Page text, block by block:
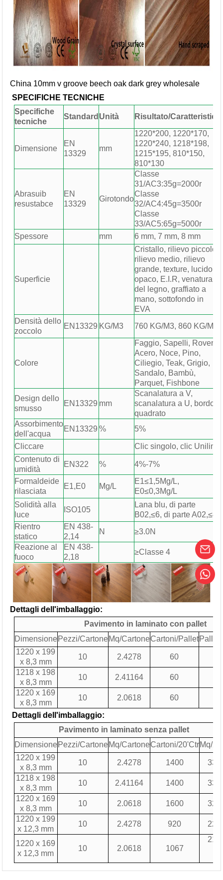
China 10mm v groove beech oak dark grey wholesale
SPECIFICHE TECNICHE
Specifiche
tecniche
Standard Unità Risultato/Caratteristica
Dimensione
EN
13329
mm
1220*200, 1220*170,
1220*240, 1218*198,
1215*195, 810*150,
810*130
Abrasuib
resustabce
EN
13329
Girotondo
Classe
31/AC3:35g=2000r
Classe
32/AC4:45g=3500r
Classe
33/AC5:65g=5000r
Spessore
mm 6 mm, 7 mm, 8 mm
Superficie
Cristallo, rilievo piccolo,
rilievo medio, rilievo
grande, texture, lucido,
opaco, E.I.R, venatura
del legno, graffiato a
mano, sottofondo in
EVA
Densità dello
zoccolo
EN13329 KG/M3 760 KG/M3, 860 KG/M3
Colore
Faggio, Sapelli, Rovere,
Acero, Noce, Pino,
Ciliegio, Teak, Grigio,
Sandalo, Bambù,
Parquet, Fishbone
Design dello
smusso
EN13329 mm
Scanalatura a V,
scanalatura a U, bordo
quadrato
Assorbimento
dell'acqua
EN13329 % 5%
Cliccare
Clic singolo, clic Unilin
Contenuto di
umidità
EN322 %
4%-7%
Formaldeide
rilasciata
E1,E0 Mg/L
E1≤1,5Mg/L,
E0≤0,3Mg/L
Solidità alla
luce
ISO105
Lana blu, di parte
B02,≤6, di parte A02,≤4
Rientro
statico
EN 438-
2,14
N
≥3.0N
Reazione al
fuoco
EN 438-
2,18
≥Classe 4
Dettagli dell'imballaggio:
Pavimento in laminato con pallet
DimensionePezzi/CartoneMq/CartoneCartoni/Pallet
1220 x 199
x 8,3 mm
10 2.4278 60
1218 x 198
x 8,3 mm
10 2.41164 60
1220 x 169
x 8,3 mm
10 2.0618 60
Dettagli dell'imballaggio:
Pavimento in laminato senza pallet
DimensionePezzi/CartoneMq/CartoneCartoni/20'CtrMq/
1220 x 199
x 8,3 mm
10 2.4278 1400
1218 x 198
x 8,3 mm
10 2.41164 1400
1220 x 169
x 8,3 mm
10 2.0618 1600
1220 x 199
x 12,3 mm
10 2.4278 920
1220 x 169
x 12,3 mm
10 2.0618 1067